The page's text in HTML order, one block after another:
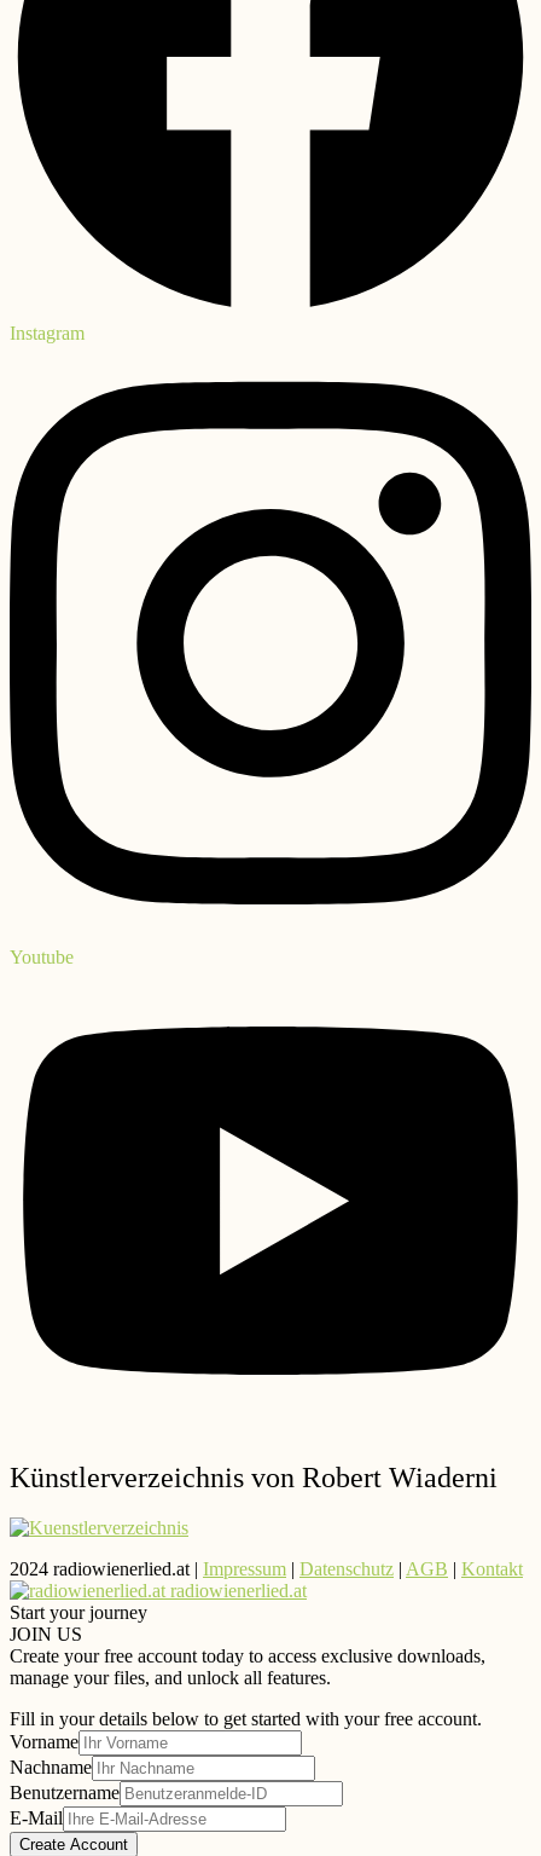
Instagram
Youtube
Künstlerverzeichnis von Robert Wiaderni
2024 radiowienerlied.at | Impressum | Datenschutz | AGB | Kontakt
radiowienerlied.at
Start your journey
JOIN US
Create your free account today to access exclusive downloads,
manage your files, and unlock all features.
Fill in your details below to get started with your free account.
Vorname
Nachname
Benutzername
E-Mail
Create Account